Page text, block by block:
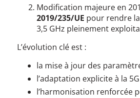
Modification majeure en
2019/235/UE pour rendre
3,5 GHz pleinement
L’évolution clé est :
la mise à jour des
l’adaptation explicite à la
l’harmonisation renforcée